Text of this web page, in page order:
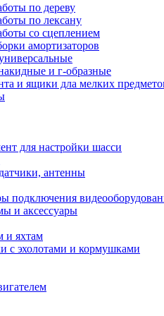
по дереву
по лексану
со сцеплением
амортизаторов
и г-образные
и ящики дла мелких
для настройки шасси
антенны
подключения
и аксессуары
и яхтам
с эхолотами и кормушками